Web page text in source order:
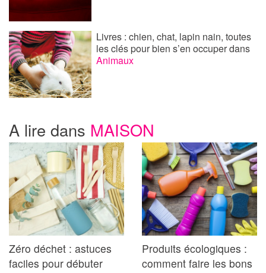
Livres : chien, chat, lapin nain, toutes
les clés pour bien s’en occuperdans
Animaux
A lire dans MAISON
Zéro déchet : astuces
faciles pour débuter
Produits écologiques :
comment faire les bons